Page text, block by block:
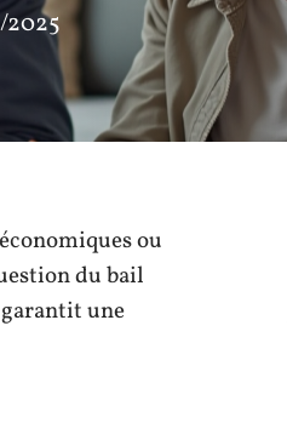
ou
du bail
une